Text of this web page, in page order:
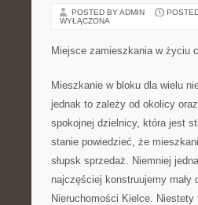
POSTED BY ADMIN
WYŁĄCZONA
Miejsce zamieszkania w życiu
Mieszkanie w bloku dla wielu
jednak to zależy od okolicy
spokojnej dzielnicy, która jest
stanie powiedzieć, że
słupsk sprzedaż. Niemniej
najczęściej konstruujemy
Nieruchomości Kielce.